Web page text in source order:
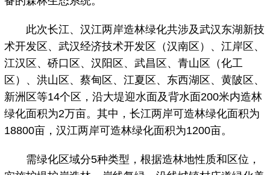
此次长江、汉江两岸造林绿化共涉及武汉东湖新技
术开发区、武汉经济技术开发区（汉南区）、江岸区、
江汉区、硚口区、汉阳区、武昌区、青山区（化工
区）、洪山区、蔡甸区、江夏区、东西湖区、黄陂区、
新洲区等14个区，沿大堤迎水面及背水面200米内造林
绿化面积为2万亩。其中，长江两岸可造林绿化面积为
18800亩，汉江两岸可造林绿化面积为1200亩。
需绿化区域分5种类型，根据造林地性质和区位，